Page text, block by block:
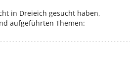
in Dreieich gesucht haben,
aufgeführten Themen: